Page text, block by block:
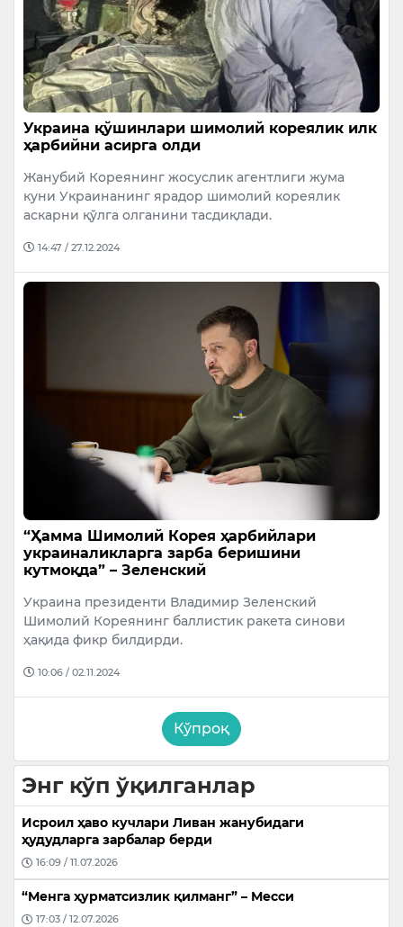
Украина қўшинлари шимолий кореялик илк
ҳарбийни асирга олди
Жанубий Кореянинг жосуслик агентлиги жума
куни Украинанинг ярадор шимолий кореялик
аскарни қўлга олганини тасдиқлади.
14:47 / 27.12.2024
“Ҳамма Шимолий Корея ҳарбийлари
украиналикларга зарба беришини
кутмоқда” – Зеленский
Украина президенти Владимир Зеленский
Шимолий Кореянинг баллистик ракета синови
ҳақида фикр билдирди.
10:06 / 02.11.2024
Кўпроқ
Энг кўп ўқилганлар
Исроил ҳаво кучлари Ливан жанубидаги
ҳудудларга зарбалар берди
16:09 / 11.07.2026
“Менга ҳурматсизлик қилманг” – Месси
17:03 / 12.07.2026